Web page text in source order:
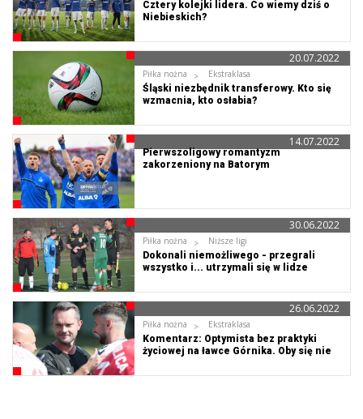
Cztery kolejki lidera. Co wiemy dziś o
Niebieskich?
Piłka nożna
Ekstraklasa
Śląski niezbędnik transferowy. Kto się
wzmacnia, kto osłabia?
20.07.2022
Pierwszoligowy romantyzm
zakorzeniony na Batorym
14.07.2022
Piłka nożna
Niższe ligi
Dokonali niemożliwego - przegrali
wszystko i... utrzymali się w lidze
30.06.2022
Piłka nożna
Ekstraklasa
Komentarz: Optymista bez praktyki
życiowej na ławce Górnika. Oby się nie
26.06.2022